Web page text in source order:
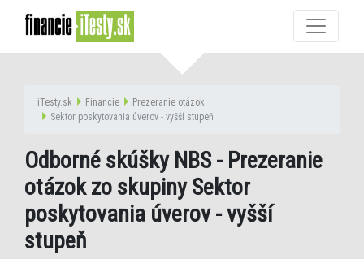
iTesty.sk Financie
Prezeranie otázok
Sektor poskytovania úverov - vyšší stupeň
Odborné skúšky NBS - Prezeranie
otázok zo skupiny Sektor
poskytovania úverov - vyšší
stupeň